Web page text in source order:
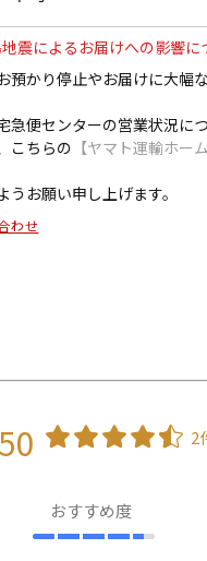
震によるお届けへの影響
預かり停止やお届けに大幅
急便センターの営業状況に
こちらの 【ヤマト運輸ホー
お願い申し上げます。
わせ
2
おすすめ度